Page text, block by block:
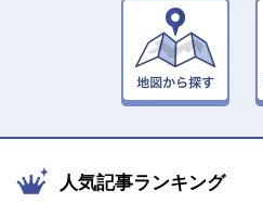
人気記事ランキング